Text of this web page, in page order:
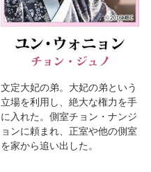
文定大妃の弟。大妃の弟という
立場を利用し、絶大な権力を手
に入れた。側室チョン・ナンジ
ョンに頼まれ、正室や他の側室
を家から追い出した。